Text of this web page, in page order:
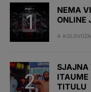
NEMA
ONLINE
4.
SJAJNA
ITAUME
TITULU